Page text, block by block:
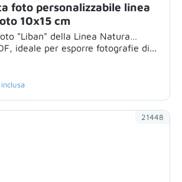
foto personalizzabile linea
10x15 cm
"Liban" della Linea Natura
ideale per esporre fotografie di...
21448